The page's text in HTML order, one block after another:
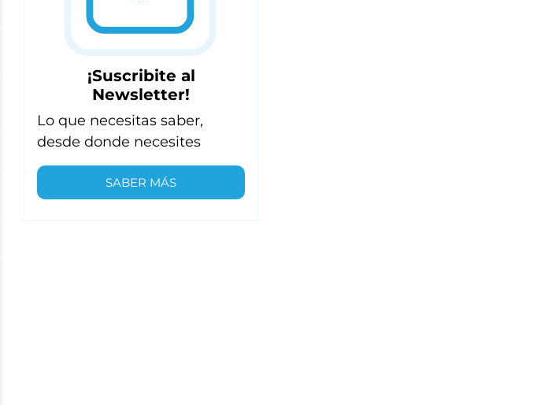
¡Suscribite al
Newsletter!
Lo que necesitas saber,
desde donde necesites
SABER MÁS